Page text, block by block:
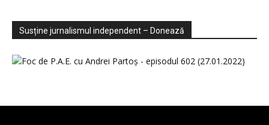
Sondaje
Video
Susține jurnalismul independent – Donează